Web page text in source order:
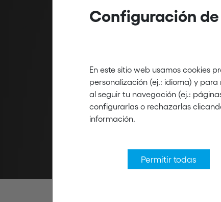
Configuración
En este sitio web usamos cookies
personalización (ej.: idioma) y
al seguir tu navegación (ej.:
configurarlas o rechazarlas
información.
Permitir todas
Guaspes